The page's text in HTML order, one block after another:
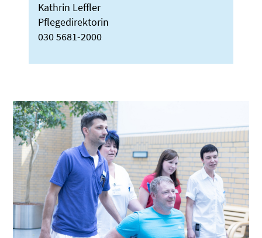
Kathrin Leffler
Pflegedirektorin
030 5681-2000